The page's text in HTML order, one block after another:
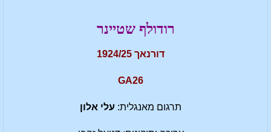
רודולף שטיינר
דורנאך 1924/25
GA26
תרגום מאנגלית: עלי אלון